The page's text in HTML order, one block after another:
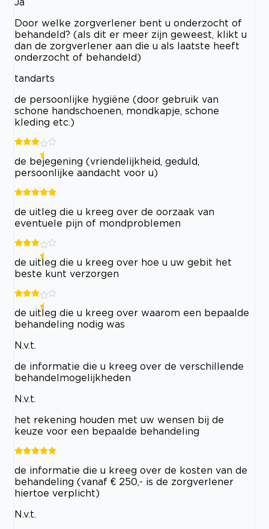
Door welke zorgverlener bent u onderzocht of
behandeld? (als dit er meer zijn geweest, klikt u
dan de zorgverlener aan die u als laatste heeft
onderzocht of behandeld)
tandarts
de persoonlijke hygiëne (door gebruik van
schone handschoenen, mondkapje, schone
kleding etc.)
de bejegening (vriendelijkheid, geduld,
persoonlijke aandacht voor u)
de uitleg die u kreeg over de oorzaak van
eventuele pijn of mondproblemen
de uitleg die u kreeg over hoe u uw gebit het
beste kunt verzorgen
de uitleg die u kreeg over waarom een bepaalde
behandeling nodig was
N.v.t.
de informatie die u kreeg over de verschillende
behandelmogelijkheden
N.v.t.
het rekening houden met uw wensen bij de
keuze voor een bepaalde behandeling
de informatie die u kreeg over de kosten van de
behandeling (vanaf € 250,- is de zorgverlener
hiertoe verplicht)
N.v.t.